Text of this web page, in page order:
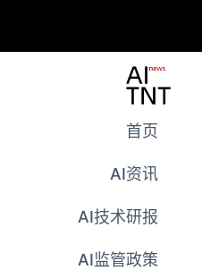
首页
AI资讯
AI技术研报
AI监管政策